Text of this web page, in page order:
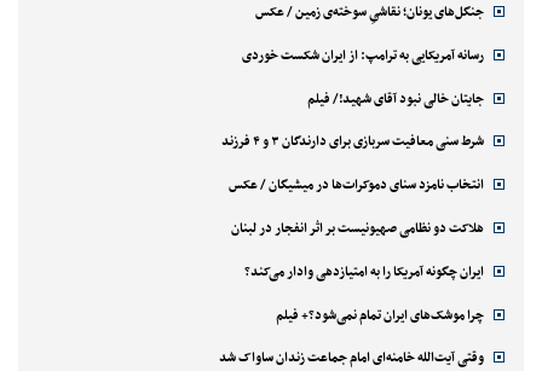
جنگل‌های یونان؛ نقاشیِ سوخته‌ی زمین / عکس
رسانه آمریکایی به ترامپ: از ایران شکست خوردی
جایتان خالی نبود آقای شهید!/ فیلم
شرط سنی معافیت سربازی برای دارندگان ۳ و ۴ فرزند
انتخاب نامزد سنای دموکرات‌ها در میشیگان / عکس
هلاکت دو نظامی صهیونیست بر اثر انفجار در لبنان
ایران چگونه آمریکا را به امتیازدهی وادار می‌کند؟
چرا موشک‌های ایران تمام نمی‌شود؟+ فیلم
وقتی آیت‌الله خامنه‌ای امام جماعت زندان ساواک شد